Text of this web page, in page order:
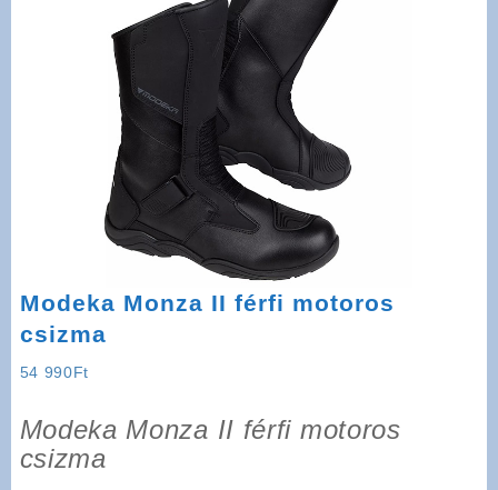
Modeka Monza II férfi motoros
csizma
54 990Ft
Modeka Monza II férfi motoros
csizma